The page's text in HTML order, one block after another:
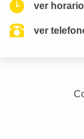
ver
ver